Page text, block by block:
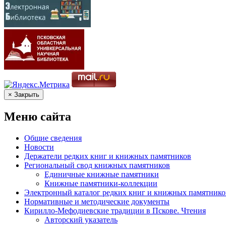
× Закрыть
Меню сайта
Общие сведения
Новости
Держатели редких книг и книжных памятников
Региональный свод книжных памятников
Единичные книжные памятники
Книжные памятники-коллекции
Электронный каталог редких книг и книжных
Нормативные и методические документы
Кирилло-Мефодиевские традиции в Пскове. Чтения
Авторский указатель